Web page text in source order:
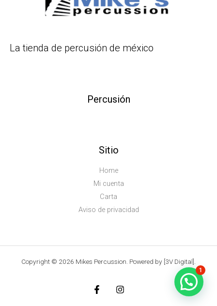
La tienda de percusión de méxico
Percusión
Sitio
Home
Mi cuenta
Carta
Aviso de privacidad
Copyright © 2026 Mikes Percussion. Powered by [3V Digital].
1